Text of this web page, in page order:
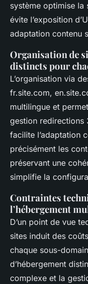
système optimise la
évite l’exposition
adaptation contenu
Organisation de
distincts pour
L’organisation via
fr.site.com,
multilingue et
gestion redirections
facilite l’adaptation
précisément les
préservant une
simplifie la
Contraintes
l’hébergement
D’un point de vue
sites induit des
chaque sous-
d’hébergement
complexe et la